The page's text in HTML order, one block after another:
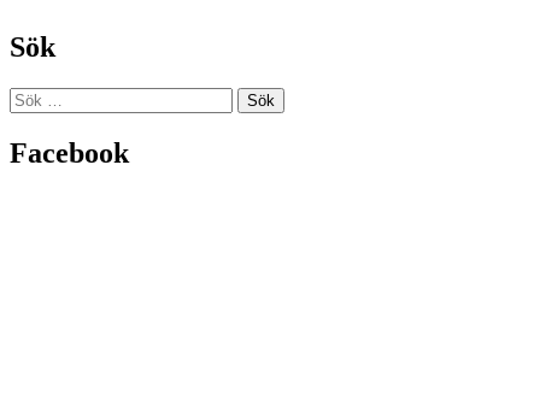
Sök
Sök
efter:
Facebook